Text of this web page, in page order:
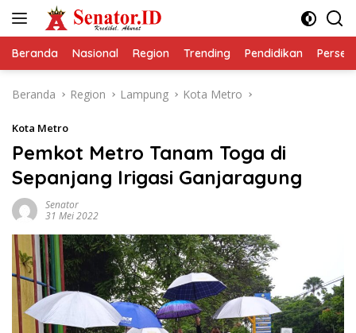
Beranda Nasional Region Trending Pendidikan
Beranda Region Lampung Kota Metro
Kota Metro
Pemkot Metro Tanam Toga di
Sepanjang Irigasi Ganjaragung
Senator
31 Mei 2022